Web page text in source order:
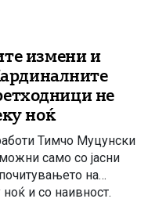
измени и
не
ноќ
Тимчо Муцунски
само со јасни
на
и со наивност.